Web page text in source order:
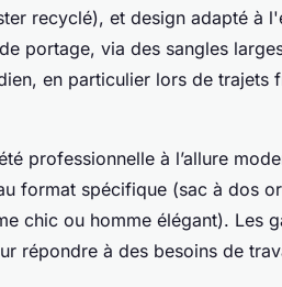
recyclé), et design adapté à
portage, via des sangles
en particulier lors de trajets
professionnelle à l’allure
format spécifique (sac à dos
chic ou homme élégant). Les
répondre à des besoins de